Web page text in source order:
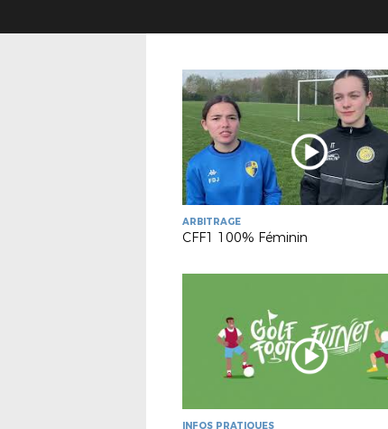
ARBITRAGE
CFF1 100% Féminin
INFOS PRATIQUES